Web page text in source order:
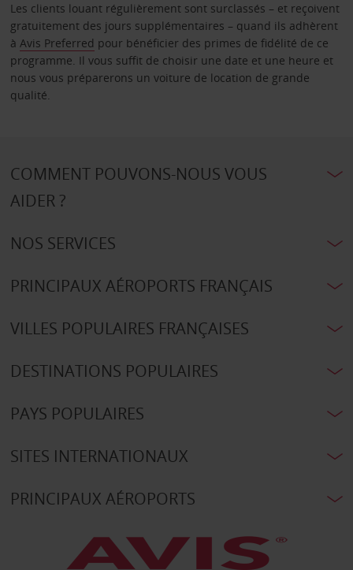
Les clients louant régulièrement sont surclassés – et reçoivent
gratuitement des jours supplémentaires – quand ils adhèrent
à Avis Preferred pour bénéficier des primes de fidélité de ce
programme. Il vous suffit de choisir une date et une heure et
nous vous préparerons un voiture de location de grande
qualité.
COMMENT POUVONS-NOUS VOUS
AIDER ?
NOS SERVICES
PRINCIPAUX AÉROPORTS FRANÇAIS
VILLES POPULAIRES FRANÇAISES
DESTINATIONS POPULAIRES
PAYS POPULAIRES
SITES INTERNATIONAUX
PRINCIPAUX AÉROPORTS